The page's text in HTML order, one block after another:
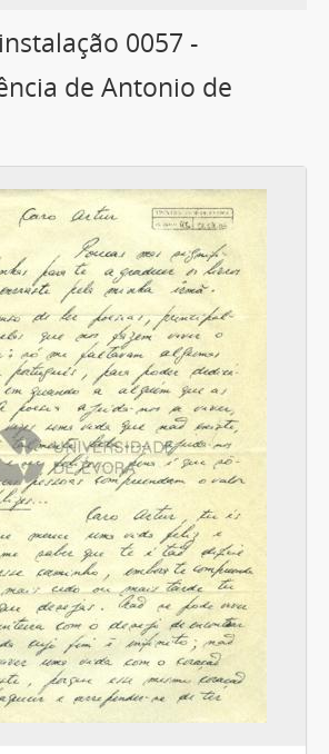
0057 -
de Antonio de